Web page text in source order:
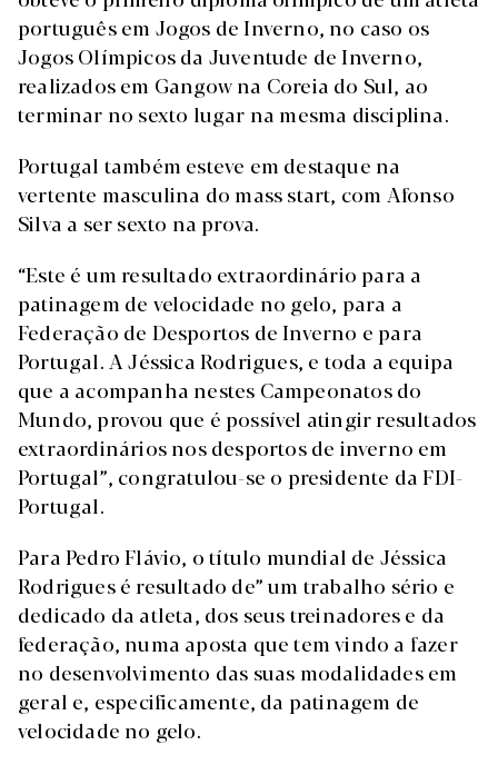
português em Jogos de Inverno, no caso os
Jogos Olímpicos da Juventude de Inverno,
realizados em Gangow na Coreia do Sul, ao
terminar no sexto lugar na mesma disciplina.
Portugal também esteve em destaque na
vertente masculina do mass start, com Afonso
Silva a ser sexto na prova.
“Este é um resultado extraordinário para a
patinagem de velocidade no gelo, para a
Federação de Desportos de Inverno e para
Portugal. A Jéssica Rodrigues, e toda a equipa
que a acompanha nestes Campeonatos do
Mundo, provou que é possível atingir resultados
extraordinários nos desportos de inverno em
Portugal”, congratulou-se o presidente da FDI-
Portugal.
Para Pedro Flávio, o título mundial de Jéssica
Rodrigues é resultado de” um trabalho sério e
dedicado da atleta, dos seus treinadores e da
federação, numa aposta que tem vindo a fazer
no desenvolvimento das suas modalidades em
geral e, especificamente, da patinagem de
velocidade no gelo.